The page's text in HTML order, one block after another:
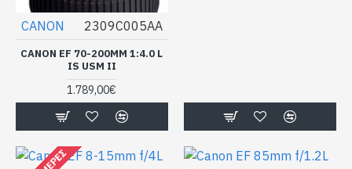
CANON 2309C005AA
CANON EF 70-200MM 1:4.0 L
IS USM II
1.789,00€